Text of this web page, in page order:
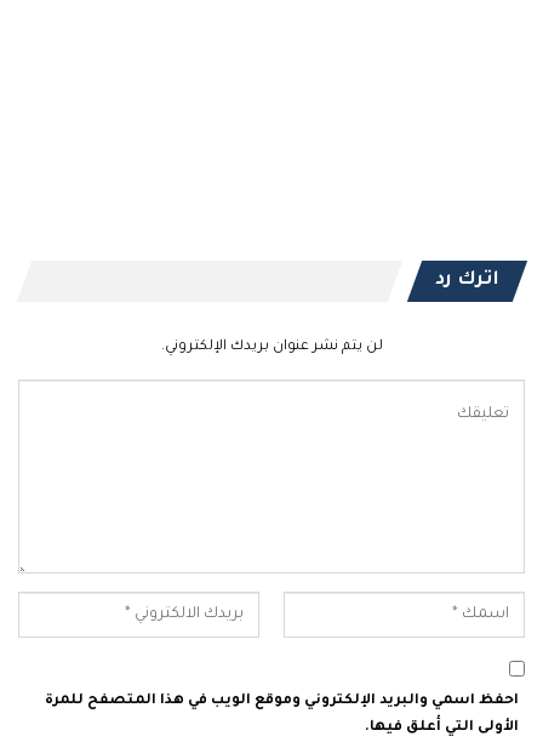
اترك رد
لن يتم نشر عنوان بريدك الإلكتروني.
احفظ اسمي والبريد الإلكتروني وموقع الويب في هذا المتصفح للمرة
الأولى التي أعلق فيها.